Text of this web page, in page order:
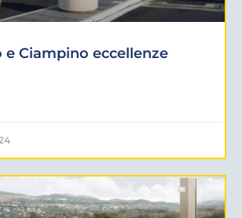
e Ciampino eccellenze